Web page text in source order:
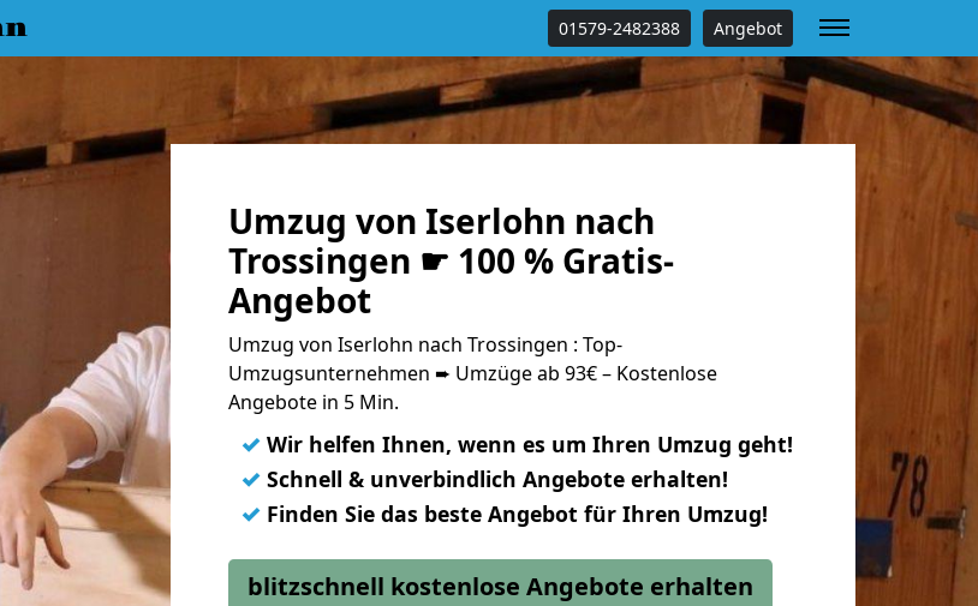
01579-2482388 Angebot
Umzug von Iserlohn nach
Trossingen ☛ 100 % Gratis-
Angebot
Umzug von Iserlohn nach Trossingen : Top-
Umzugsunternehmen ➨ Umzüge ab 93€ – Kostenlose
Angebote in 5 Min.
✓ Wir helfen Ihnen, wenn es um Ihren Umzug geht!
✓ Schnell & unverbindlich Angebote erhalten!
✓ Finden Sie das beste Angebot für Ihren Umzug!
blitzschnell kostenlose Angebote erhalten